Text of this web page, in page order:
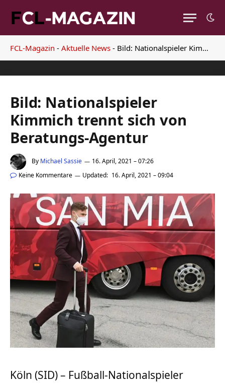
FCL-Magazin - Aktuelle News - Bild: Nationalspieler Kimmich trennt sich von Beratungs-Agentur
Bild: Nationalspieler
Kimmich trennt sich von
Beratungs-Agentur
By Michael Sassie
16. April, 2021 – 07:26
Keine Kommentare
Updated: 16. April, 2021 – 09:04
Köln (SID) – Fußball-Nationalspieler